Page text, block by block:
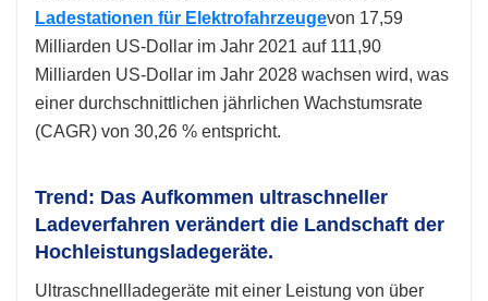
Ladestationen für Elektrofahrzeugevon 17,59
Milliarden US-Dollar im Jahr 2021 auf 111,90
Milliarden US-Dollar im Jahr 2028 wachsen wird, was
einer durchschnittlichen jährlichen Wachstumsrate
(CAGR) von 30,26 % entspricht.
Trend: Das Aufkommen ultraschneller
Ladeverfahren verändert die Landschaft der
Hochleistungsladegeräte.
Ultraschnellladegeräte mit einer Leistung von über